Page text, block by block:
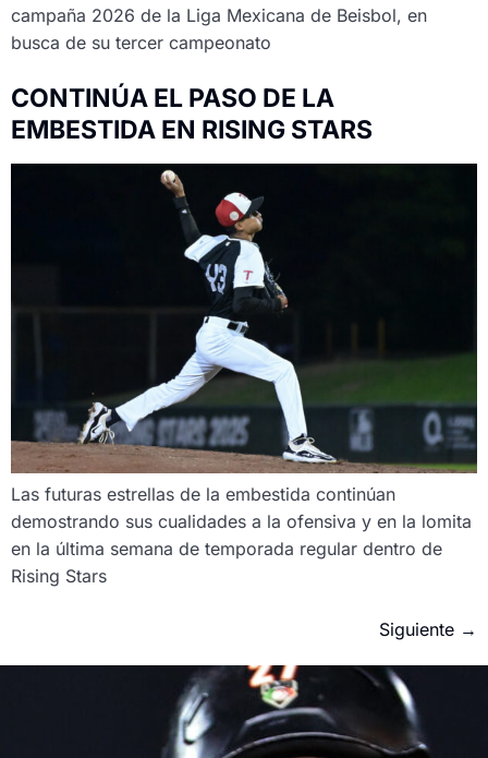
campaña 2026 de la Liga Mexicana de Beisbol, en
busca de su tercer campeonato
CONTINÚA EL PASO DE LA
EMBESTIDA EN RISING STARS
Las futuras estrellas de la embestida continúan
demostrando sus cualidades a la ofensiva y en la lomita
en la última semana de temporada regular dentro de
Rising Stars
Siguiente →